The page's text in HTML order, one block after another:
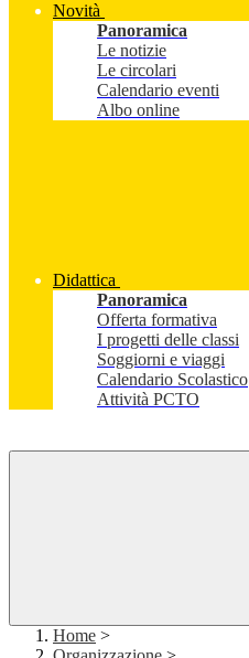
Novità
Panoramica
Le notizie
Le circolari
Calendario eventi
Albo online
Didattica
Panoramica
Offerta formativa
I progetti delle classi
Soggiorni e viaggi
Calendario Scolastico
Attività PCTO
Home >